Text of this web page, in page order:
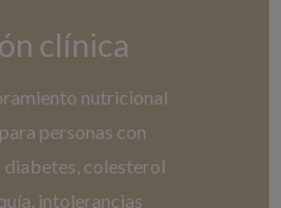
clínica
nutricional
personas con
colesterol
intolerancias